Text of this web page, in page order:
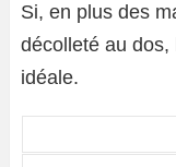
Si, en plus des
décolleté au
idéale.